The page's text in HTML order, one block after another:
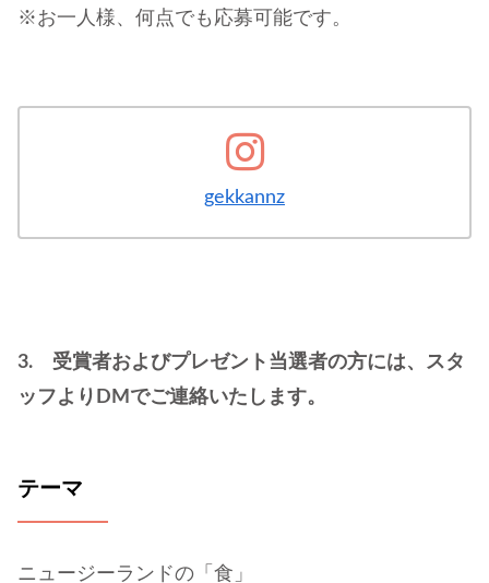
※お一人様、何点でも応募可能です。
gekkannz
3. 受賞者およびプレゼント当選者の方には、スタ
ッフよりDMでご連絡いたします。
テーマ
ニュージーランドの「食」